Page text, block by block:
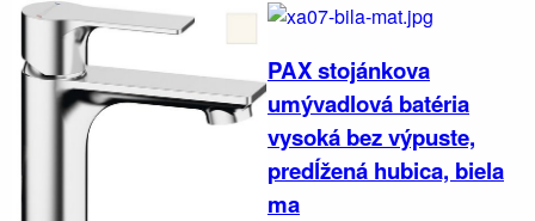
PAX stojánkova
umývadlová batéria
vysoká bez výpuste,
predĺžená hubica, biela
ma